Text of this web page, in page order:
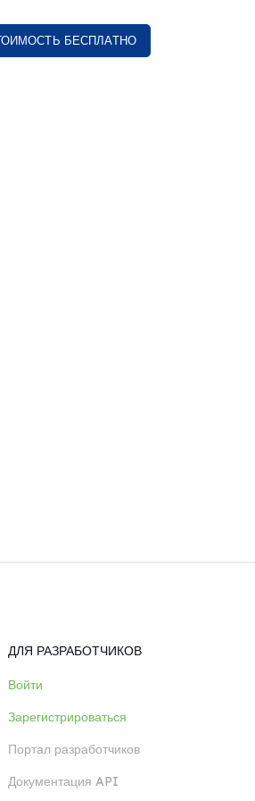
БЕСПЛАТНО
ДЛЯ РАЗРАБОТЧИКОВ
Войти
Зарегистрироваться
Портал разработчиков
Документация API